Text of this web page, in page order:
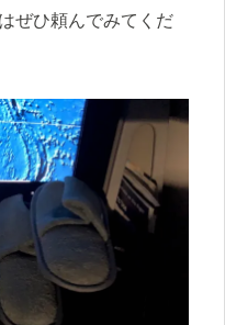
ぜひ頼んでみてくだ